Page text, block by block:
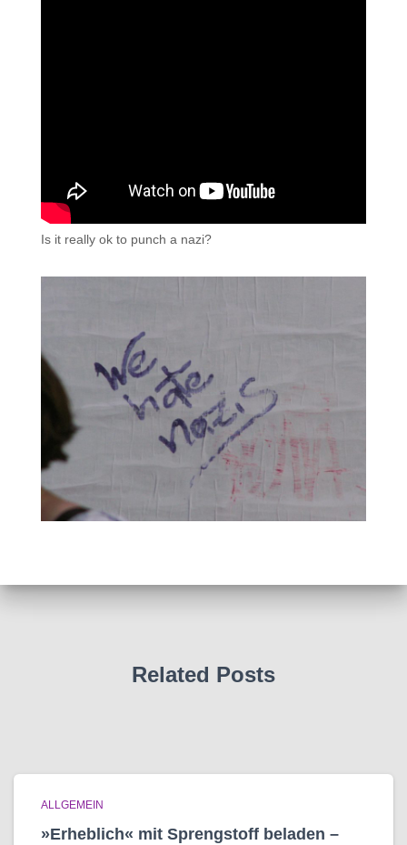
Is it really ok to punch a nazi?
Related Posts
ALLGEMEIN
»Erheblich« mit Sprengstoff beladen –